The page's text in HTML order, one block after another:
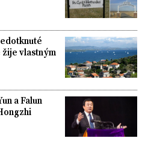
žije vlastným
a Falun